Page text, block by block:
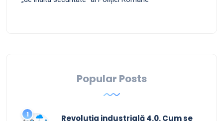
Popular Posts
Revoluția industrială 4.0. Cum se